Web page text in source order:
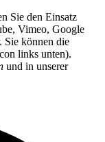
Sie den Einsatz
Vimeo, Google
Sie können die
links unten).
und in unserer